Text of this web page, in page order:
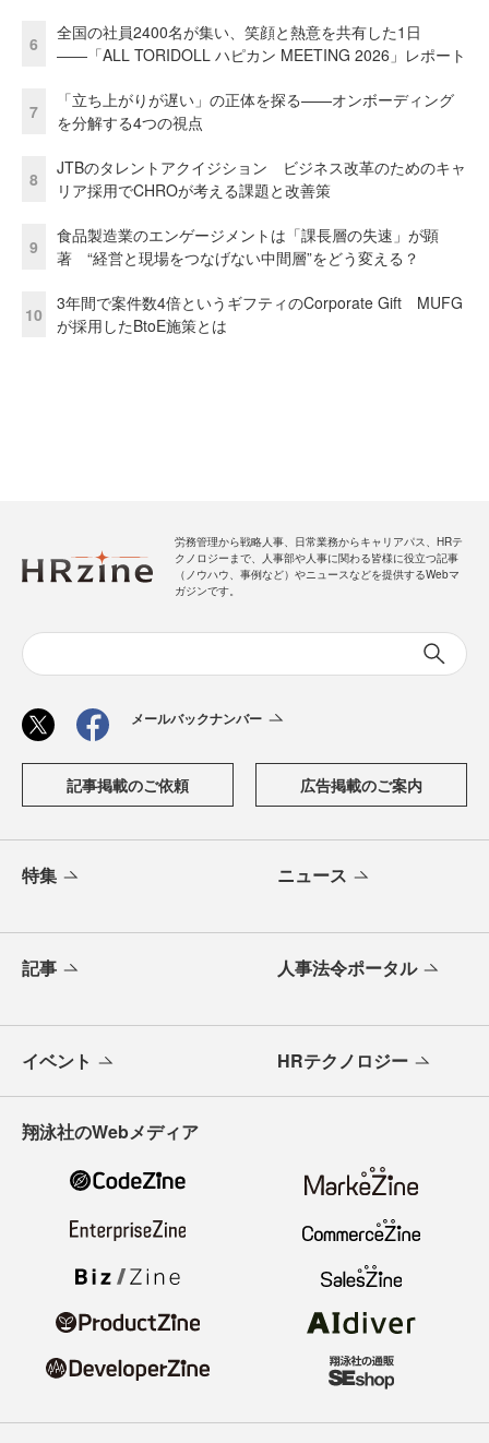
6
全国の社員2400名が集い、笑顔と熱意を共有した1日
――「ALL TORIDOLL ハピカン MEETING 2026」レポート
7
「立ち上がりが遅い」の正体を探る——オンボーディング
を分解する4つの視点
8
JTBのタレントアクイジション ビジネス改革のためのキャ
リア採用でCHROが考える課題と改善策
9
食品製造業のエンゲージメントは「課長層の失速」が顕
著 “経営と現場をつなげない中間層”をどう変える？
10
3年間で案件数4倍というギフティのCorporate Gift MUFG
が採用したBtoE施策とは
労務管理から戦略人事、日常業務からキャリアパス、HRテ
クノロジーまで、人事部や人事に関わる皆様に役立つ記事
（ノウハウ、事例など）やニュースなどを提供するWebマ
ガジンです。
メールバックナンバー
記事掲載のご依頼 広告掲載のご案内
特集 ニュース
記事 人事法令ポータル
イベント HRテクノロジー
翔泳社のWebメディア